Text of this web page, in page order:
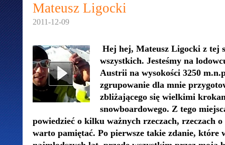
Mateusz Ligocki
2011-12-09
Hej hej, Mateusz Ligocki z tej
wszystkich. Jesteśmy na
Austrii na wysokości 3250
zgrupowanie dla mnie
zbliżającego się wielkimi
snowboardowego. Z tego
powiedzieć o kilku ważnych rzeczach, rzeczach
warto pamiętać. Po pierwsze takie zdanie, które